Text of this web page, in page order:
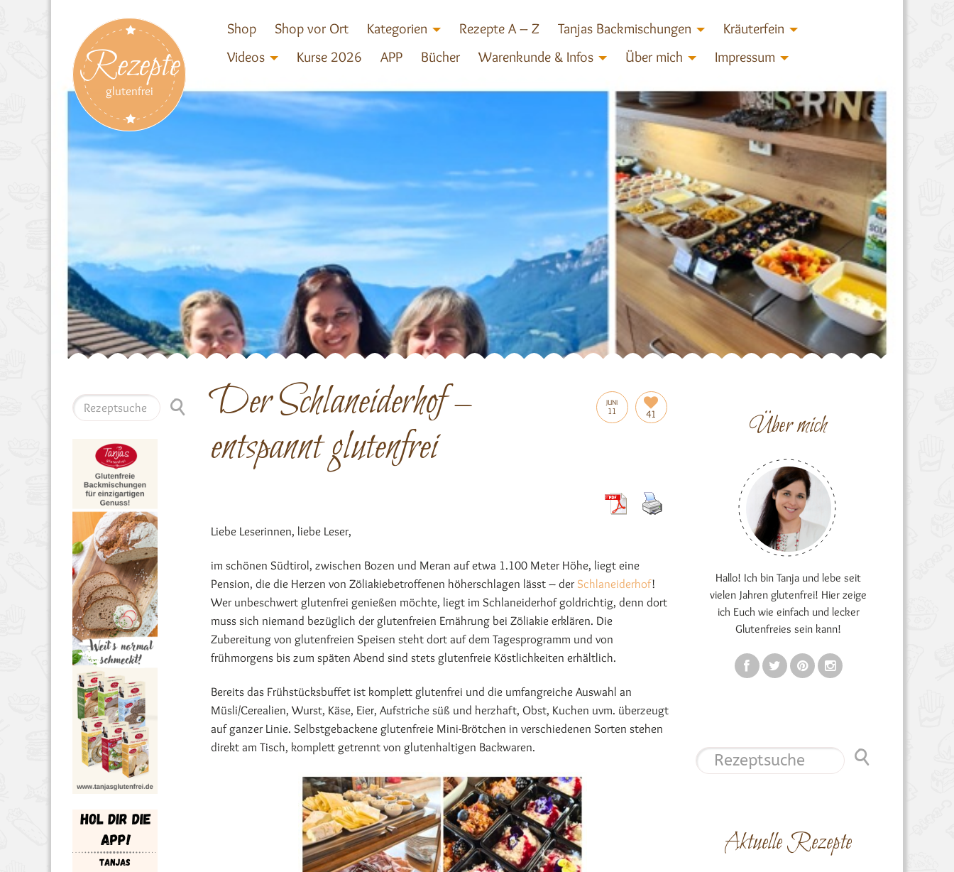
Rezepte
glutenfrei
Shop Shop vor Ort Kategorien Rezepte A – Z Tanjas Backmischungen
Kräuterfein
Videos
Kurse 2026 APP Bücher Warenkunde & Infos Über mich Impressum
JUNI
11 41
Der Schlaneiderhof –
entspannt glutenfrei
Liebe Leserinnen, liebe Leser,
im schönen Südtirol, zwischen Bozen und Meran auf etwa 1.100 Meter Höhe, liegt eine
Pension, die die Herzen von Zöliakiebetroffenen höherschlagen lässt – der Schlaneiderhof!
Wer unbeschwert glutenfrei genießen möchte, liegt im Schlaneiderhof goldrichtig, denn dort
muss sich niemand bezüglich der glutenfreien Ernährung bei Zöliakie erklären. Die
Zubereitung von glutenfreien Speisen steht dort auf dem Tagesprogramm und von
frühmorgens bis zum späten Abend sind stets glutenfreie Köstlichkeiten erhältlich.
Bereits das Frühstücksbuffet ist komplett glutenfrei und die umfangreiche Auswahl an
Müsli/Cerealien, Wurst, Käse, Eier, Aufstriche süß und herzhaft, Obst, Kuchen uvm. überzeugt
auf ganzer Linie. Selbstgebackene glutenfreie Mini-Brötchen in verschiedenen Sorten stehen
direkt am Tisch, komplett getrennt von glutenhaltigen Backwaren.
Über mich
Hallo! Ich bin Tanja und lebe seit
vielen Jahren glutenfrei! Hier zeige
ich Euch wie einfach und lecker
Glutenfreies sein kann!
Aktuelle Rezepte